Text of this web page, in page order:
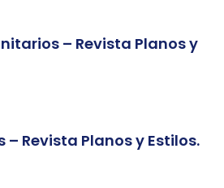
– Revista Planos y
– Revista Planos y Estilos.